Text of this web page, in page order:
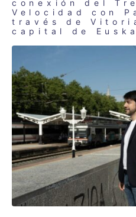
conexión del
Velocidad con
través de
capital de